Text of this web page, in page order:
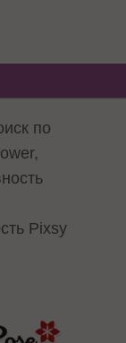
по
Pixsy